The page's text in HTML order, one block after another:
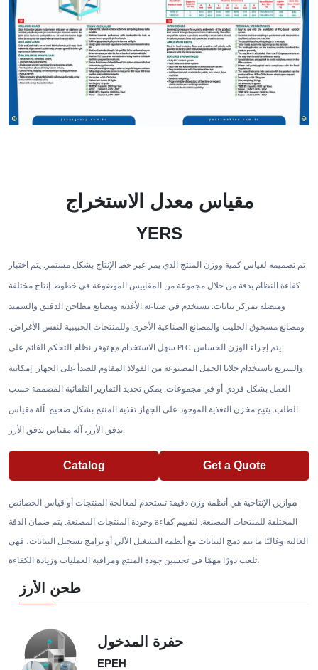
مقياس معدل الاستخراج
YERS
تم تصميمه لقياس كمية ووزن المنتج الذي يمر عبر خط الإنتاج بشكل مستمر. يتم اختبار
كفاءة النظام بدقة من خلال مجموعة من المقاييس الموضوعة في خطوط إنتاج مختلفة
ومتصلة بمركز بيانات. يستخدم في صناعة الأغذية ومصانع مطاحن الدقيق والسميد
ومصانع مسحوق الحليب والمصانع الصناعية الأخرى وللمنتجات الحبيبية لنفس الأغراض.
سهل الاستخدام مع توفر نظام التحكم القائم على PLC. يتم إجراء الوزن الحساس
والسريع باستخدام خلايا الحمل المصنوعة من الفولاذ المقاوم للصدأ على الجهاز. إمكانية
العمل بشكل فردي أو في مجموعات. يمكن تحديد التقارير التلقائية المصممة حسب
الطلب. يتيح مخزن التغذية الموجود على الجهاز تغذية المنتج بشكل صحيح. آلة مقياس
تدفق الأرز، آلة مقياس تدفق الأرز.
Catalog Get a Quote
موازين الإنتاجية هي أنظمة وزن دقيقة تستخدم لمعالجة المنتجات أو قياس الخصائص
المختلفة للمنتجات المصنعة. لتقييم كفاءة وجودة المنتجات المصنعة. يتم ضمان الدقة
العالية وغالبًا ما يتم دمج البيانات مع أنظمة التشغيل الآلي أو برامج تسجيل البيانات، فهي
تلعب دورًا مهمًا في تحسين جودة المنتج ومراقبة العمليات وزيادة الكفاءة.
طحن الأرز
حفرة المدخول
EPEH